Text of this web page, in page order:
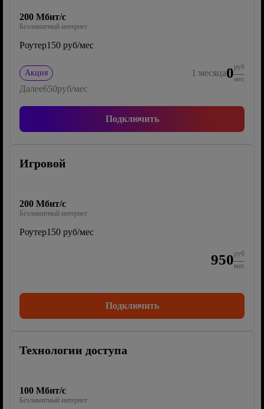
200 Мбит/с
Безлимитный интернет
Роутер150 руб/мес
Акция 1 месяца0руб
мес
Далее650руб/мес
Подключить
Игровой
200 Мбит/с
Безлимитный интернет
Роутер150 руб/мес
950руб
мес
Подключить
Технологии доступа
100 Мбит/с
Безлимитный интернет